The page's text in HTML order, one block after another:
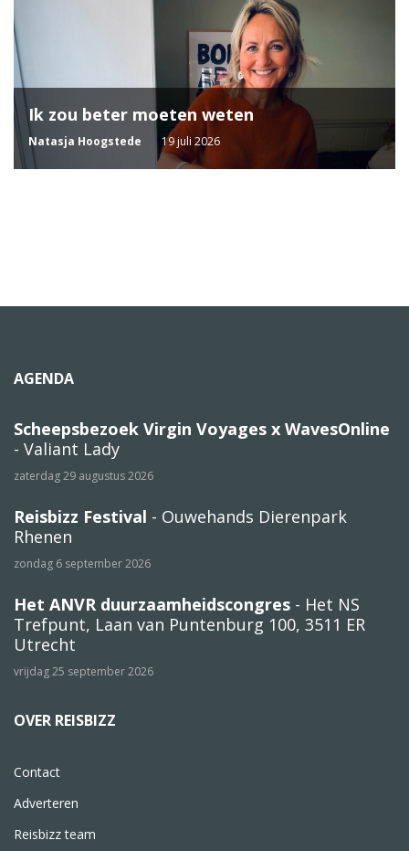
Ik zou beter moeten weten
Natasja Hoogstede 19 juli 2026
AGENDA
Scheepsbezoek Virgin Voyages x WavesOnline
- Valiant Lady
zaterdag 29 augustus 2026
Reisbizz Festival - Ouwehands Dierenpark
Rhenen
zondag 6 september 2026
Het ANVR duurzaamheidscongres - Het NS
Trefpunt, Laan van Puntenburg 100, 3511 ER
Utrecht
vrijdag 25 september 2026
OVER REISBIZZ
Contact
Adverteren
Reisbizz team